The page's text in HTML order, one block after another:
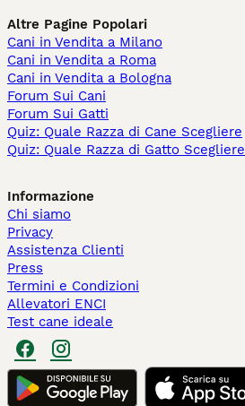
Altre Pagine Popolari
Cani in Vendita a Milano
Cani in Vendita a Roma
Cani in Vendita a Bologna
Forum Sui Cani
Forum Sui Gatti
Quiz: Quale Razza di Cane Scegliere
Quiz: Quale Razza di Gatto Scegliere
Informazione
Chi siamo
Privacy
Assistenza Clienti
Press
Termini e Condizioni
Allevatori ENCI
Test cane ideale